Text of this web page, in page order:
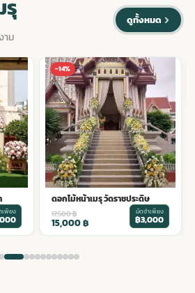
รุ
าม
ดูทั้งหมด
เพียง
-14%
ดอกไม้หน้าเมรุ วัดสุนทรธรรม
18,500฿
16,000฿
มัดจำเพียง
฿3,200